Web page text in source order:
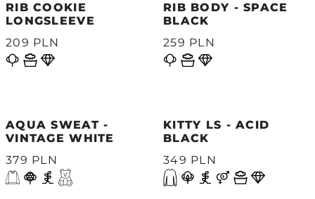
RIB COOKIE
LONGSLEEVE
209 PLN
RIB BODY - SPACE
BLACK
259 PLN
AQUA SWEAT -
VINTAGE WHITE
379 PLN
KITTY LS - ACID
BLACK
349 PLN